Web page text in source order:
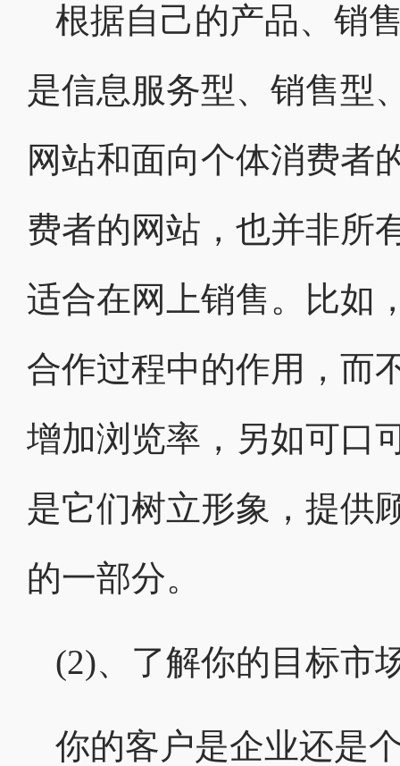
根据自己的产品、销
是信息服务型、销售型
网站和面向个体消费者
费者的网站，也并非所
适合在网上销售。比如
合作过程中的作用，而
增加浏览率，另如可口
是它们树立形象，提供
的一部分。
(2)、了解你的目标市
你的客户是企业还是